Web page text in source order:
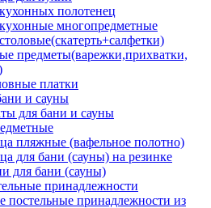
полотенец
многопредметные
предметы(варежки,прихватки,
платки
и сауны
для бани и сауны
пляжные (вафельное полотно)
для бани (сауны) на резинке
для бани (сауны)
принадлежности
принадлежности из